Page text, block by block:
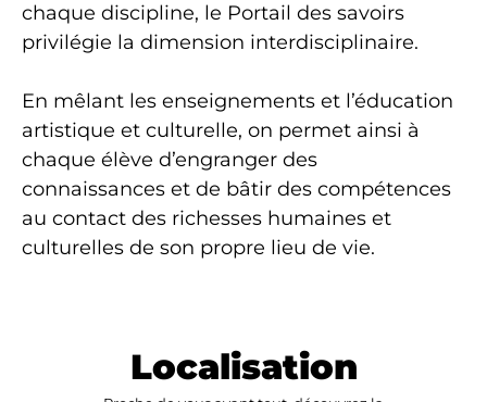
chaque discipline, le Portail des savoirs
privilégie la dimension interdisciplinaire.
En mêlant les enseignements et l’éducation
artistique et culturelle, on permet ainsi à
chaque élève d’engranger des
connaissances et de bâtir des compétences
au contact des richesses humaines et
culturelles de son propre lieu de vie.
Localisation